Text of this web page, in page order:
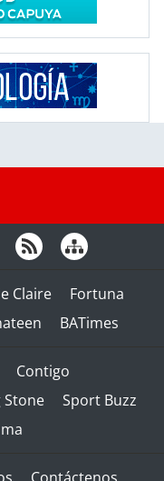
Claire
Fortuna
BATimes
Contigo
Stone
Sport Buzz